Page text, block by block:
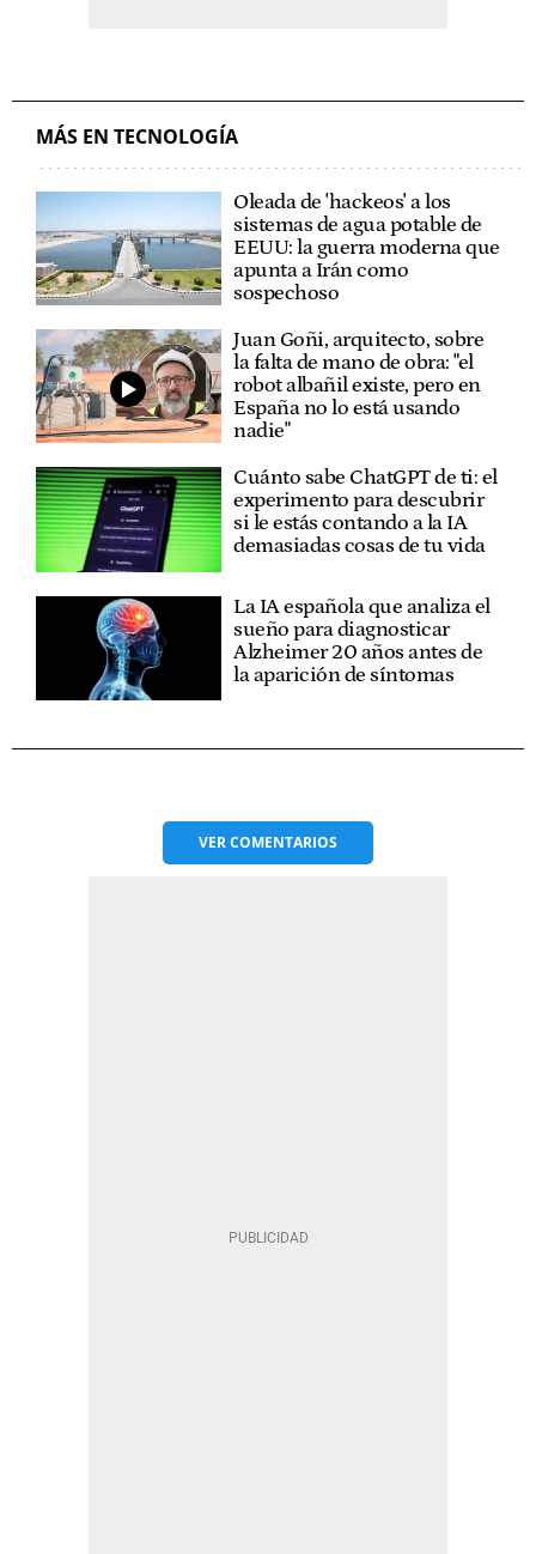
MÁS EN TECNOLOGÍA
Oleada de 'hackeos' a los
sistemas de agua potable de
EEUU: la guerra moderna que
apunta a Irán como
sospechoso
Juan Goñi, arquitecto, sobre
la falta de mano de obra: "el
robot albañil existe, pero en
España no lo está usando
nadie"
Cuánto sabe ChatGPT de ti: el
experimento para descubrir
si le estás contando a la IA
demasiadas cosas de tu vida
La IA española que analiza el
sueño para diagnosticar
Alzheimer 20 años antes de
la aparición de síntomas
VERCOMENTARIOS